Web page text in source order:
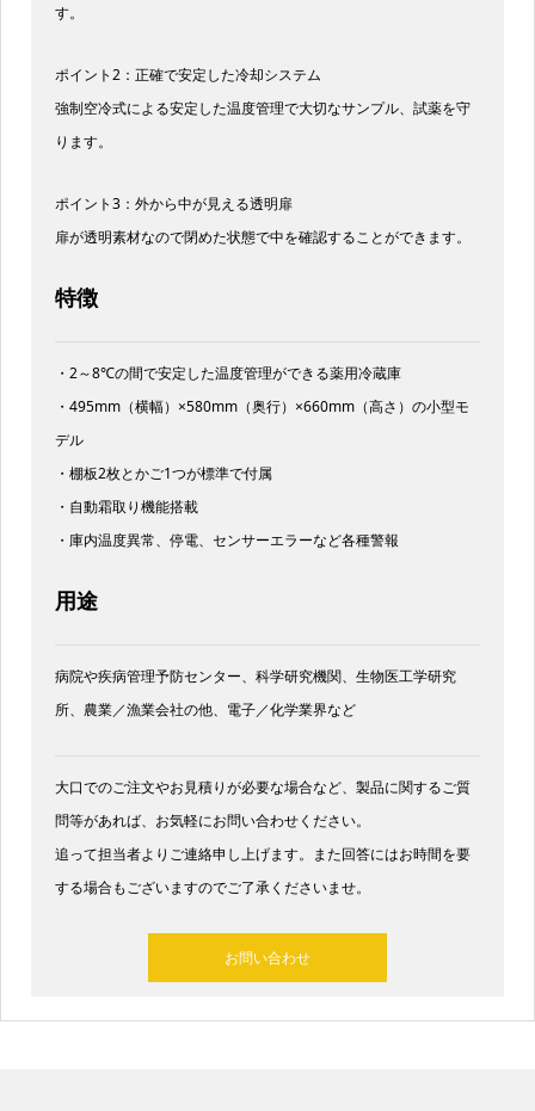
す。
ポイント2：正確で安定した冷却システム
強制空冷式による安定した温度管理で大切なサンプル、試薬を守
ります。
ポイント3：外から中が見える透明扉
扉が透明素材なので閉めた状態で中を確認することができます。
特徴
・2～8℃の間で安定した温度管理ができる薬用冷蔵庫
・495mm（横幅）×580mm（奥行）×660mm（高さ）の小型モ
デル
・棚板2枚とかご1つが標準で付属
・自動霜取り機能搭載
・庫内温度異常、停電、センサーエラーなど各種警報
用途
病院や疾病管理予防センター、科学研究機関、生物医工学研究
所、農業／漁業会社の他、電子／化学業界など
大口でのご注文やお見積りが必要な場合など、製品に関するご質
問等があれば、お気軽にお問い合わせください。
追って担当者よりご連絡申し上げます。また回答にはお時間を要
する場合もございますのでご了承くださいませ。​
お問い合わせ